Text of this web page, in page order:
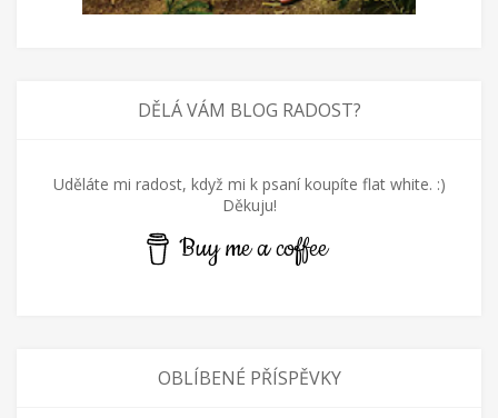
DĚLÁ VÁM BLOG RADOST?
Uděláte mi radost, když mi k psaní koupíte flat white. :)
Děkuju!
Buy me a coffee
OBLÍBENÉ PŘÍSPĚVKY